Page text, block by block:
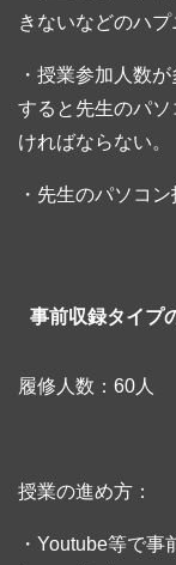
きないなどのハプ
・授業参加人数
すると先生のパ
ければならない。
・先生のパソコ
事前収録タイプ
履修人数：60人
授業の進め方：
・Youtube等で